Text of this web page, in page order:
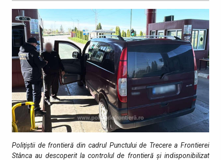
Poliţiştii de frontieră din cadrul Punctului de Trecere a Frontierei
Stânca au descoperit la controlul de frontieră şi indisponibilizat